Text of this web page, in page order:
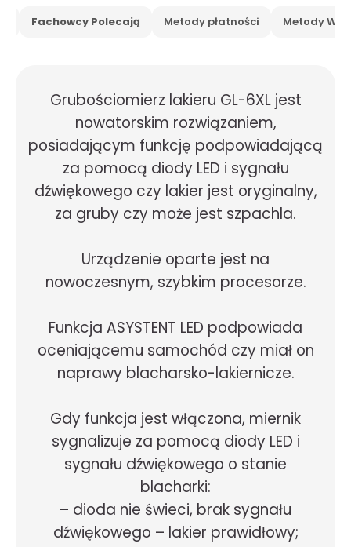
Fachowcy Polecają Metody płatności Metody
Grubościomierz lakieru GL-6XL jest
nowatorskim rozwiązaniem,
posiadającym funkcję podpowiadającą
za pomocą diody LED i sygnału
dźwiękowego czy lakier jest oryginalny,
za gruby czy może jest szpachla.
Urządzenie oparte jest na
nowoczesnym, szybkim procesorze.
Funkcja ASYSTENT LED podpowiada
oceniającemu samochód czy miał on
naprawy blacharsko-lakiernicze.
Gdy funkcja jest włączona, miernik
sygnalizuje za pomocą diody LED i
sygnału dźwiękowego o stanie
blacharki:
– dioda nie świeci, brak sygnału
dźwiękowego – lakier prawidłowy;